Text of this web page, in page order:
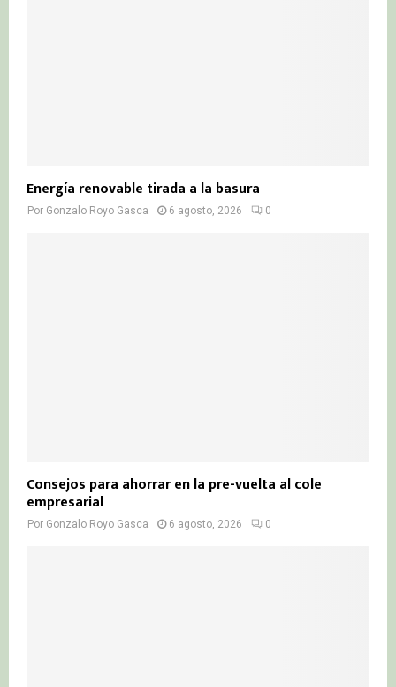
Energía renovable tirada a la basura
Por Gonzalo Royo Gasca 6 agosto, 2026 0
Consejos para ahorrar en la pre-vuelta al cole
empresarial
Por Gonzalo Royo Gasca 6 agosto, 2026 0